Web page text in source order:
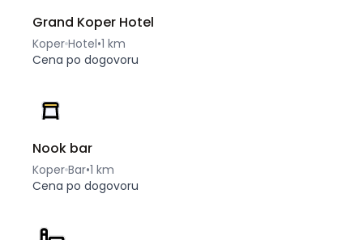
Grand Koper Hotel
Koper Hotel•1 km
Cena po dogovoru
Nook bar
Koper Bar•1 km
Cena po dogovoru